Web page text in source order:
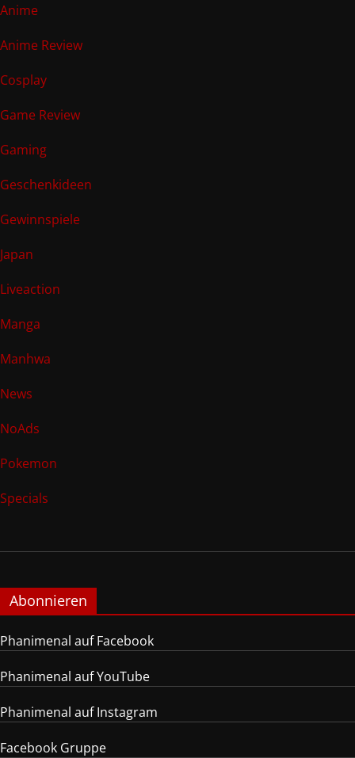
Anime
Anime Review
Cosplay
Game Review
Gaming
Geschenkideen
Gewinnspiele
Japan
Liveaction
Manga
Manhwa
News
NoAds
Pokemon
Specials
Abonnieren
Phanimenal auf Facebook
Phanimenal auf YouTube
Phanimenal auf Instagram
Facebook Gruppe